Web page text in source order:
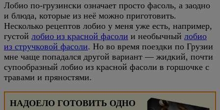
Лобио по-грузински означает просто фасоль, а заодно
и блюда, которые из неё можно приготовить.
Несколько рецептов лобио у меня уже есть, например,
густой лобио из красной фасоли и необычный лобио
из стручковой фасоли. Но во время поездки по Грузии
мне чаще попадался другой вариант — жидкий, почти
супообразный лобио из красной фасоли в горшочке с
травами и пряностями.
НАДОЕЛО ГОТОВИТЬ ОДНО